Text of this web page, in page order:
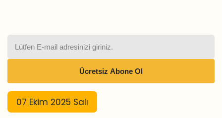
07 Ekim 2025 Salı